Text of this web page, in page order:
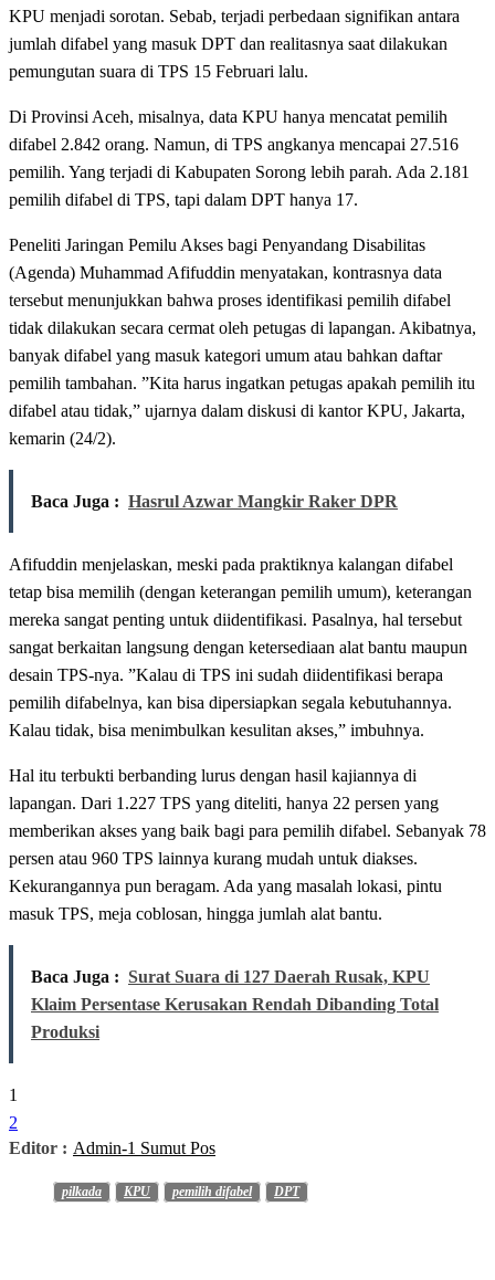
KPU menjadi sorotan. Sebab, terjadi perbedaan signifikan antara
jumlah difabel yang masuk DPT dan realitasnya saat dilakukan
pemungutan suara di TPS 15 Februari lalu.
Di Provinsi Aceh, misalnya, data KPU hanya mencatat pemilih
difabel 2.842 orang. Namun, di TPS angkanya mencapai 27.516
pemilih. Yang terjadi di Kabupaten Sorong lebih parah. Ada 2.181
pemilih difabel di TPS, tapi dalam DPT hanya 17.
Peneliti Jaringan Pemilu Akses bagi Penyandang Disabilitas
(Agenda) Muhammad Afifuddin menyatakan, kontrasnya data
tersebut menunjukkan bahwa proses identifikasi pemilih difabel
tidak dilakukan secara cermat oleh petugas di lapangan. Akibatnya,
banyak difabel yang masuk kategori umum atau bahkan daftar
pemilih tambahan. ”Kita harus ingatkan petugas apakah pemilih itu
difabel atau tidak,” ujarnya dalam diskusi di kantor KPU, Jakarta,
kemarin (24/2).
Baca Juga : Hasrul Azwar Mangkir Raker DPR
Afifuddin menjelaskan, meski pada praktiknya kalangan difabel
tetap bisa memilih (dengan keterangan pemilih umum), keterangan
mereka sangat penting untuk diidentifikasi. Pasalnya, hal tersebut
sangat berkaitan langsung dengan ketersediaan alat bantu maupun
desain TPS-nya. ”Kalau di TPS ini sudah diidentifikasi berapa
pemilih difabelnya, kan bisa dipersiapkan segala kebutuhannya.
Kalau tidak, bisa menimbulkan kesulitan akses,” imbuhnya.
Hal itu terbukti berbanding lurus dengan hasil kajiannya di
lapangan. Dari 1.227 TPS yang diteliti, hanya 22 persen yang
memberikan akses yang baik bagi para pemilih difabel. Sebanyak 78
persen atau 960 TPS lainnya kurang mudah untuk diakses.
Kekurangannya pun beragam. Ada yang masalah lokasi, pintu
masuk TPS, meja coblosan, hingga jumlah alat bantu.
Baca Juga : Surat Suara di 127 Daerah Rusak, KPU
Klaim Persentase Kerusakan Rendah Dibanding Total
Produksi
1
2
Editor : Admin-1 Sumut Pos
pilkada KPU pemilih difabel DPT